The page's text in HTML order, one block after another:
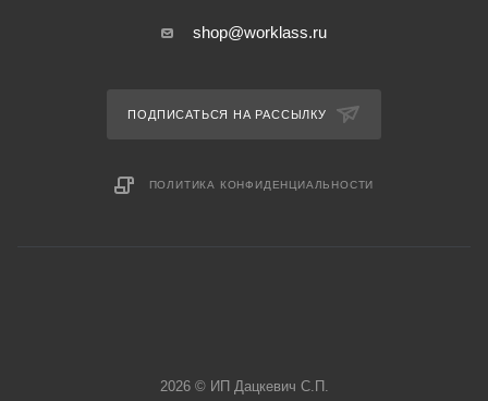
shop@worklass.ru
ПОДПИСАТЬСЯ НА РАССЫЛКУ
ПОЛИТИКА КОНФИДЕНЦИАЛЬНОСТИ
2026 © ИП Дацкевич С.П.